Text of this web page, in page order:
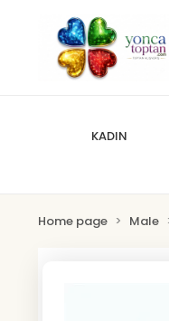
KADIN
Home page Male